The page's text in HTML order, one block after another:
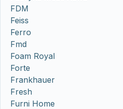
FDM
Feiss
Ferro
Fmd
Foam Royal
Forte
Frankhauer
Fresh
Furni Home